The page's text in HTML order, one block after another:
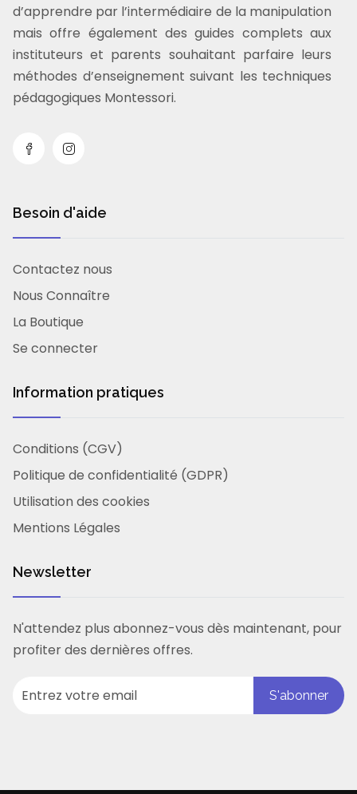
d’apprendre par l’intermédiaire de la manipulation
mais offre également des guides complets aux
instituteurs et parents souhaitant parfaire leurs
méthodes d’enseignement suivant les techniques
pédagogiques Montessori.
Besoin d'aide
Contactez nous
Nous Connaître
La Boutique
Se connecter
Information pratiques
Conditions (CGV)
Politique de confidentialité (GDPR)
Utilisation des cookies
Mentions Légales
Newsletter
N'attendez plus abonnez-vous dès maintenant, pour
profiter des dernières offres.
S'abonner